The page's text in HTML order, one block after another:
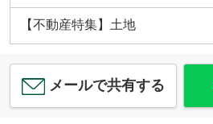
【不動産特集】土地
メールで共有する